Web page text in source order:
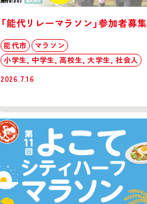
「能代リレーマラソン」参加者募集
能代市
マラソン
小学生, 中学生, 高校生, 大学生, 社会人
2026.7.16